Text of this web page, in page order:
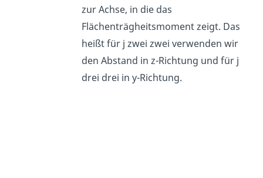
zur Achse, in die das
Flächenträgheitsmoment zeigt. Das
heißt für j zwei zwei verwenden wir
den Abstand in z-Richtung und für j
drei drei in y-Richtung.